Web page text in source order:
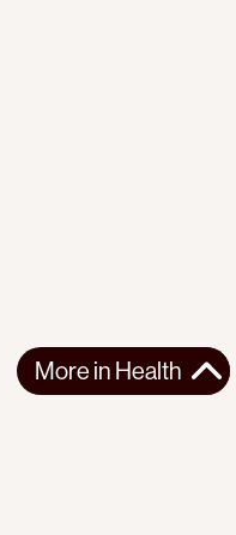
More in Health